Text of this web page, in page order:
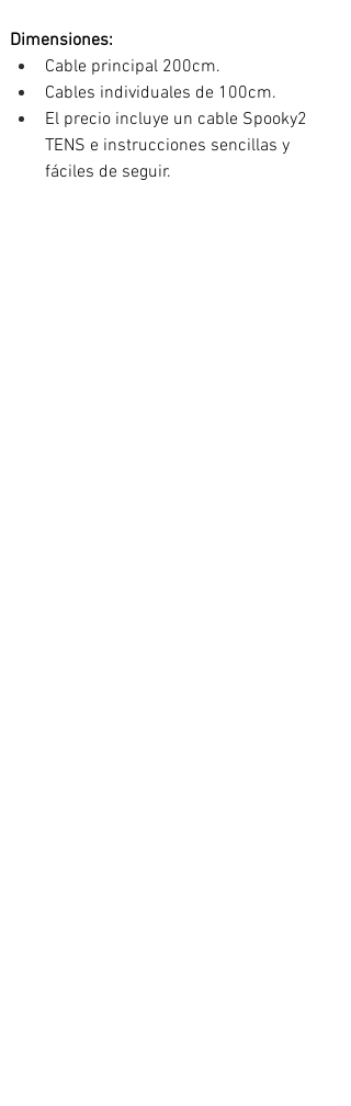
Dimensiones:
Cable principal 200cm.
Cables individuales de 100cm.
El precio incluye un cable Spooky2
TENS e instrucciones sencillas y
fáciles de seguir.